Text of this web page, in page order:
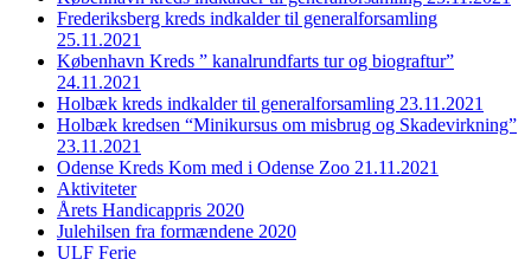
Frederiksberg kreds indkalder til generalforsamling
25.11.2021
København Kreds ” kanalrundfarts tur og biograftur”
24.11.2021
Holbæk kreds indkalder til generalforsamling 23.11.2021
Holbæk kredsen “Minikursus om misbrug og Skadevirkning”
23.11.2021
Odense Kreds Kom med i Odense Zoo 21.11.2021
Aktiviteter
Årets Handicappris 2020
Julehilsen fra formændene 2020
ULF Ferie